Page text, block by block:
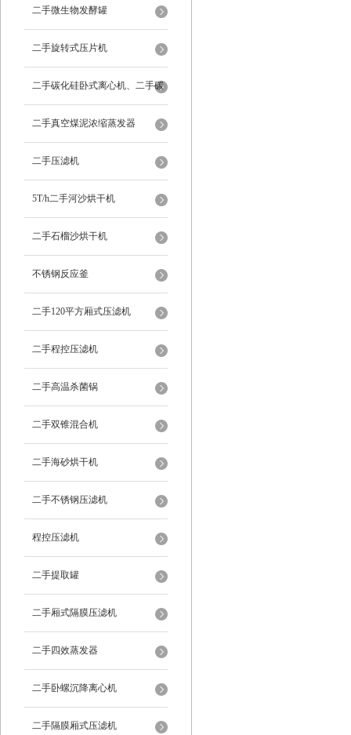
二手微生物发酵罐
二手旋转式压片机
二手碳化硅卧式离心机、二手碳
化硅分级机、二手碳化硅水洗离
心机
二手真空煤泥浓缩蒸发器
二手压滤机
5T/h二手河沙烘干机
二手石榴沙烘干机
不锈钢反应釜
二手120平方厢式压滤机
二手程控压滤机
二手高温杀菌锅
二手双锥混合机
二手海砂烘干机
二手不锈钢压滤机
程控压滤机
二手提取罐
二手厢式隔膜压滤机
二手四效蒸发器
二手卧螺沉降离心机
二手隔膜厢式压滤机